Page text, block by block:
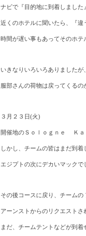
ナビで『目的地に到着しました
近くのホテルに聞いたら、『違
時間が遅い事もあってそのホテ
いきなりいろいろありましたが
服部さんの荷物は戻ってくるの
３月２３日(火)
開催地のＳｏｌｏｇｎｅ Ｋａ
しかし、チームの皆はまだ到着
エジプトの次にデカいマックで
その後コースに戻り、チームの
アーンストからのリクエストさ
まだ、チームテントなどが到着